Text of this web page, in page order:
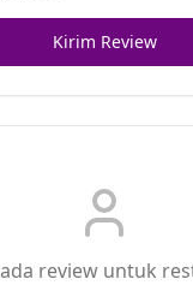
Kirim Review
review untuk